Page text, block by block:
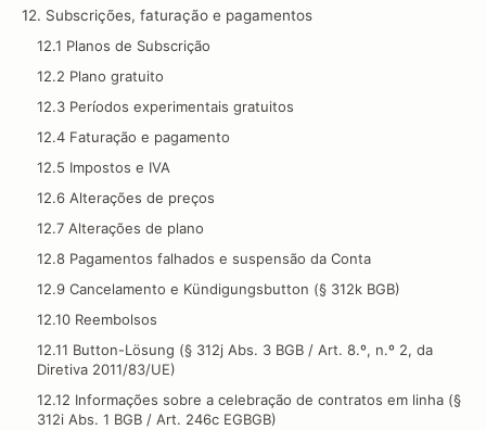
12. Subscrições, faturação e pagamentos
12.1 Planos de Subscrição
12.2 Plano gratuito
12.3 Períodos experimentais gratuitos
12.4 Faturação e pagamento
12.5 Impostos e IVA
12.6 Alterações de preços
12.7 Alterações de plano
12.8 Pagamentos falhados e suspensão da Conta
12.9 Cancelamento e Kündigungsbutton (§ 312k BGB)
12.10 Reembolsos
12.11 Button-Lösung (§ 312j Abs. 3 BGB / Art. 8.º, n.º 2, da
Diretiva 2011/83/UE)
12.12 Informações sobre a celebração de contratos em linha (§
312i Abs. 1 BGB / Art. 246c EGBGB)